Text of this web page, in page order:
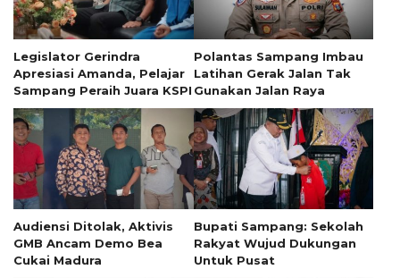
Legislator Gerindra
Apresiasi Amanda, Pelajar
Sampang Peraih Juara KSPI
Polantas Sampang Imbau
Latihan Gerak Jalan Tak
Gunakan Jalan Raya
Audiensi Ditolak, Aktivis
GMB Ancam Demo Bea
Cukai Madura
Bupati Sampang: Sekolah
Rakyat Wujud Dukungan
Untuk Pusat